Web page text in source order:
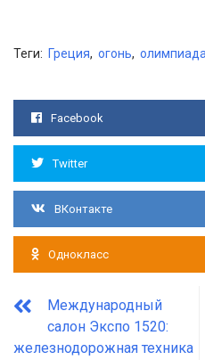
Теги: Греция, огонь,
Facebook
Twitter
ВКонтакте
Однокласс
Международный
салон Экспо 1520:
железнодорожная техника